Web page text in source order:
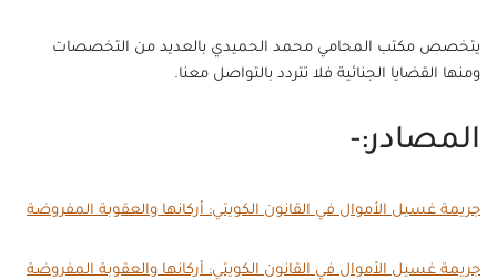
يتخصص مكتب المحامي محمد الحميدي بالعديد من التخصصات
ومنها القضايا الجنائية فلا تتردد بالتواصل معنا.
المصادر:-
جريمة غسيل الأموال في القانون الكويتي: أركانها والعقوبة المفروضة
جريمة غسيل الأموال في القانون الكويتي: أركانها والعقوبة المفروضة